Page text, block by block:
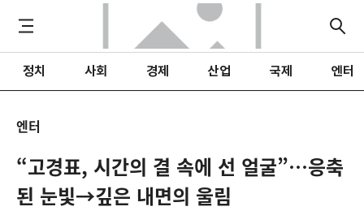
정치 사회 경제 산업 국제 엔터
엔터
“고경표, 시간의 결 속에 선 얼굴”…응축
된 눈빛→깊은 내면의 울림